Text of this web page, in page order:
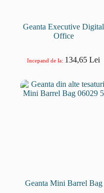
Geanta Executive Digital
Office
Incepand de la: 134,65Lei
Geanta Mini Barrel Bag